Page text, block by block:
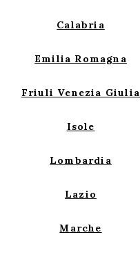
Calabria
Emilia Romagna
Friuli Venezia Giulia
Isole
Lombardia
Lazio
Marche